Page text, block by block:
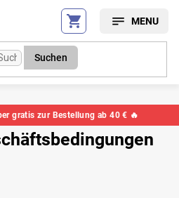
gratis zur Bestellung ab 40 € 🔥
Suchen